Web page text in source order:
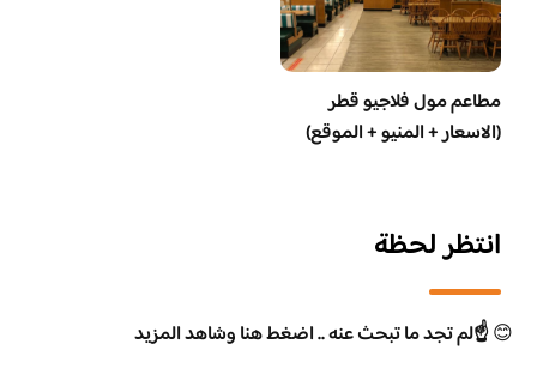
مطاعم مول فلاجيو قطر
(الاسعار + المنيو + الموقع)
انتظر لحظة
😊☝️لم تجد ما تبحث عنه .. اضغط هنا وشاهد المزيد